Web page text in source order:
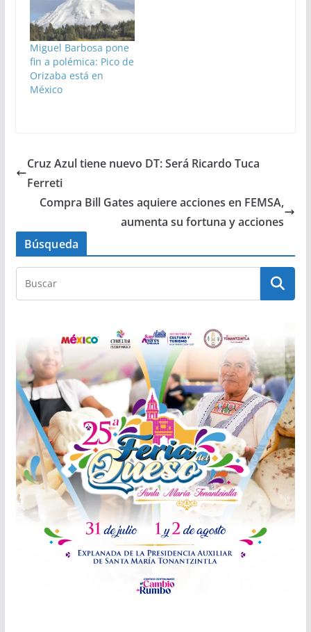
Miguel Barbosa pone
fin a polémica: Pico de
Orizaba está en
México
Cruz Azul tiene nuevo DT: Será Ricardo Tuca
Ferreti
Compra Bill Gates aquiere acciones en FEMSA,
aumenta su fortuna y acciones
Búsqueda